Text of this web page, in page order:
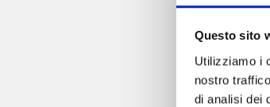
Questo sito
Utilizziamo i
nostro
di analisi dei